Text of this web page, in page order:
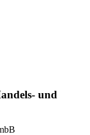
und